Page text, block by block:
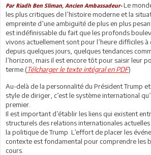
Par Riadh Ben Sliman, Ancien Ambassadeur-Le
les plus critiques de l’histoire moderne et la
empreinte d’une ambiguïté de plus en plus
est indéfinissable du fait que les profonds
vivons actuellement sont pour l’heure difficiles à
depuis quelques jours, quelques tendances
l’horizon, mais il est encore tôt pour saisir leur
terme.(Télcharger le texte intégral en PDF)
Au-delà de la personnalité du Président Trump
style de diriger, c’est le système international
premier.
Il est important d’établir les liens qui existent
structurels des relations internationales
la politique de Trump. L’effort de placer les
contexte est fondamental pour comprendre les
cours.